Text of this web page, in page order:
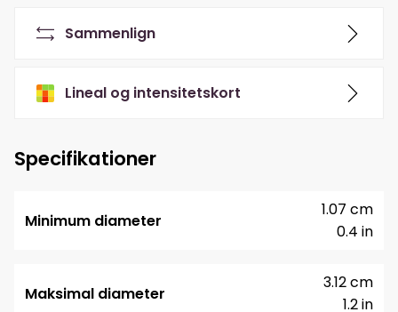
Sammenlign
Lineal og intensitetskort
Specifikationer
Minimum diameter
0.4 in
1.07 cm
Maksimal diameter
1.2 in
3.12 cm